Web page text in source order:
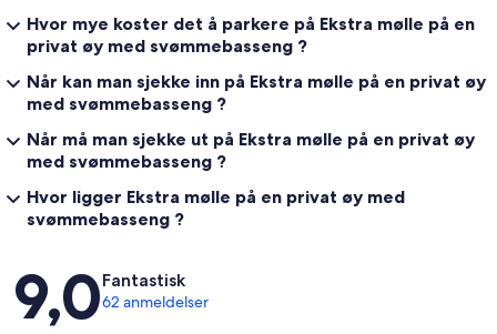
Hvor mye koster det å parkere på Ekstra mølle på en
privat øy med svømmebasseng ?
Når kan man sjekke inn på Ekstra mølle på en privat øy
med svømmebasseng ?
Når må man sjekke ut på Ekstra mølle på en privat øy
med svømmebasseng ?
Hvor ligger Ekstra mølle på en privat øy med
svømmebasseng ?
Anmeldelser
9,0Fantastisk
62 anmeldelser